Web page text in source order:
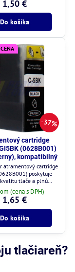
1,50 €
Do košíka
37%
cartridge
(0628B001)
kompatibilný
atramentový cartridge
poskytuje
tlače a plnú
s tlačiarňami Canon.
(cena s DPH)
1,65 €
Do košíka
tlačiareň?